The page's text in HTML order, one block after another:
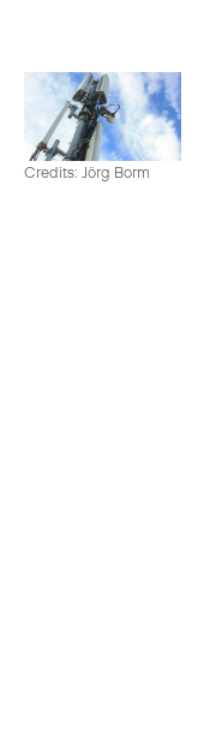
Credits: Jörg Borm